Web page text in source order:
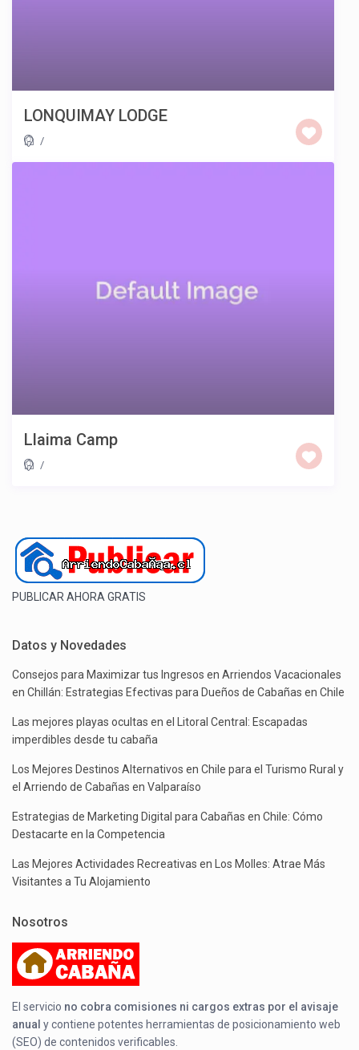
LONQUIMAY LODGE
/
Llaima Camp
/
PUBLICAR AHORA GRATIS
Datos y Novedades
Consejos para Maximizar tus Ingresos en Arriendos Vacacionales
en Chillán: Estrategias Efectivas para Dueños de Cabañas en Chile
Las mejores playas ocultas en el Litoral Central: Escapadas
imperdibles desde tu cabaña
Los Mejores Destinos Alternativos en Chile para el Turismo Rural y
el Arriendo de Cabañas en Valparaíso
Estrategias de Marketing Digital para Cabañas en Chile: Cómo
Destacarte en la Competencia
Las Mejores Actividades Recreativas en Los Molles: Atrae Más
Visitantes a Tu Alojamiento
Nosotros
El servicio no cobra comisiones ni cargos extras por el avisaje
anual y contiene potentes herramientas de posicionamiento web
(SEO) de contenidos verificables.